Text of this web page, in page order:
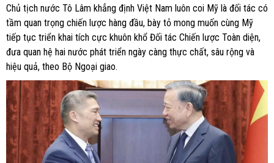
Chủ tịch nước Tô Lâm khẳng định Việt Nam luôn coi Mỹ là đối tác có
tầm quan trọng chiến lược hàng đầu, bày tỏ mong muốn cùng Mỹ
tiếp tục triển khai tích cực khuôn khổ Đối tác Chiến lược Toàn diện,
đưa quan hệ hai nước phát triển ngày càng thực chất, sâu rộng và
hiệu quả, theo Bộ Ngoại giao.